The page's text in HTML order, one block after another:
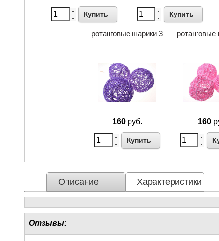
Купить Купить
ротанговые шарики 3
160руб.
Купить
ротанговые
160
Описание Характеристики
Отзывы: